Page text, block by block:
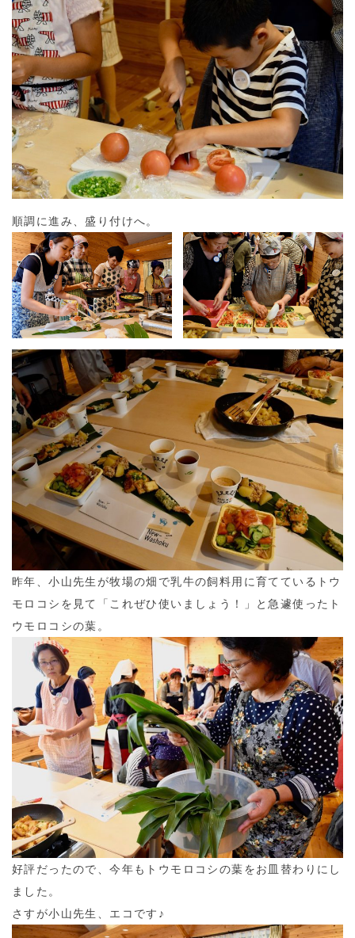
順調に進み、盛り付けへ。
昨年、小山先生が牧場の畑で乳牛の飼料用に育てているトウ
モロコシを見て「これぜひ使いましょう！」と急遽使ったト
ウモロコシの葉。
好評だったので、今年もトウモロコシの葉をお皿替わりにし
ました。
さすが小山先生、エコです♪